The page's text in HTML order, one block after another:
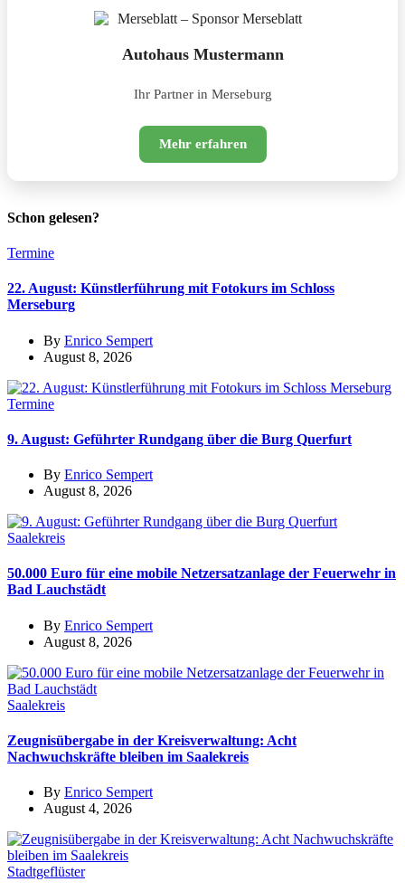
Autohaus Mustermann
Ihr Partner in Merseburg
Mehr erfahren
Schon gelesen?
Termine
22. August: Künstlerführung mit Fotokurs im Schloss
Merseburg
By Enrico Sempert
August 8, 2026
Termine
9. August: Geführter Rundgang über die Burg Querfurt
By Enrico Sempert
August 8, 2026
Saalekreis
50.000 Euro für eine mobile Netzersatzanlage der Feuerwehr in
Bad Lauchstädt
By Enrico Sempert
August 8, 2026
Saalekreis
Zeugnisübergabe in der Kreisverwaltung: Acht
Nachwuchskräfte bleiben im Saalekreis
By Enrico Sempert
August 4, 2026
Stadtgeflüster